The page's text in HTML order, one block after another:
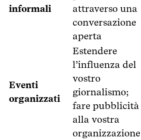
informali
attraverso una
conversazione
aperta
Eventi
organizzati
Estendere
l’influenza del
vostro
giornalismo;
fare pubblicità
alla vostra
organizzazione